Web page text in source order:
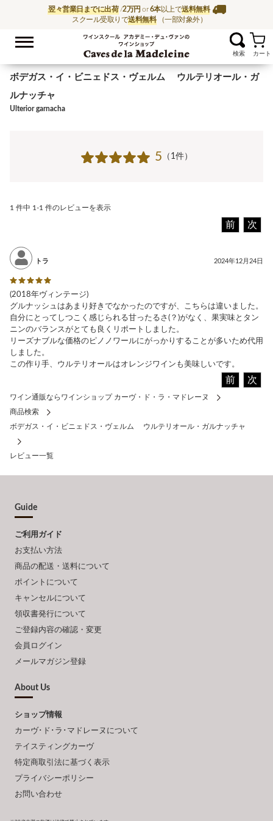
翌々営業日までに出荷/2万円 or6本以上で送料無料
スクール受取りで送料無料 （一部対象外）
ワイン通販ならワイ
お気に入
ボデガス・イ・ビニェドス・ヴェルム ウルテリオール・ガ
ルナッチャ
Ulterior garnacha
5 （1件）
1 件中 1-1 件のレビューを表示
前 次
トラ 2024年12月24日
(2018年ヴィンテージ)
グルナッシュはあまり好きでなかったのですが、こちらは違いました。
自分にとってしつこく感じられる甘ったるさ(？)がなく、果実味とタン
ニンのバランスがとても良くリポートしました。
リーズナブルな価格のピノノワールにがっかりすることが多いため代用
しました。
この作り手、ウルテリオールはオレンジワインも美味しいです。
前 次
ワイン通販ならワインショップ カーヴ・ド・ラ・マドレーヌ
商品検索
ボデガス・イ・ビニェドス・ヴェルム ウルテリオール・ガルナッチャ
レビュー一覧
Guide
ご利用ガイド
お支払い方法
商品の配送・送料について
ポイントについて
キャンセルについて
領収書発行について
ご登録内容の確認・変更
会員ログイン
メールマガジン登録
About Us
ショップ情報
カーヴ･ド･ラ･マドレーヌについて
テイスティングカーヴ
特定商取引法に基づく表示
プライバシーポリシー
お問い合わせ